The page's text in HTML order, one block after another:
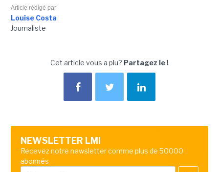
Article rédigé par
Louise Costa
Journaliste
Cet article vous a plu? Partagez le !
NEWSLETTER LMI
Recevez notre newsletter comme plus de 50000
abonnés